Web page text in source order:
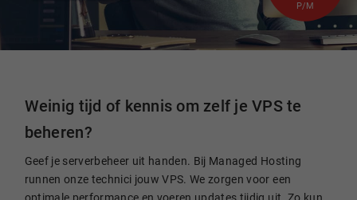
P/M
Weinig tijd of kennis om zelf je VPS te
beheren?
Geef je serverbeheer uit handen. Bij Managed Hosting
runnen onze technici jouw VPS. We zorgen voor een